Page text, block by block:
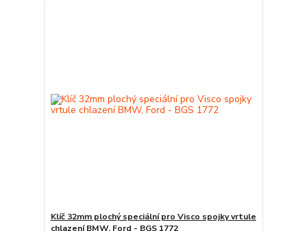
Klíč 32mm plochý speciální pro Visco spojky vrtule
chlazení BMW, Ford - BGS 1772